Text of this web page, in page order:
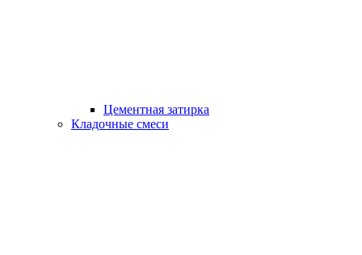
Цементная затирка
Кладочные смеси